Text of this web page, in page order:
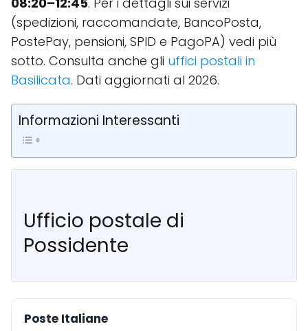
(spedizioni, raccomandate, BancoPosta,
PostePay, pensioni, SPID e PagoPA) vedi più
sotto. Consulta anche gli uffici postali in
Basilicata. Dati aggiornati al 2026.
Informazioni Interessanti
Ufficio postale di
Possidente
Poste Italiane